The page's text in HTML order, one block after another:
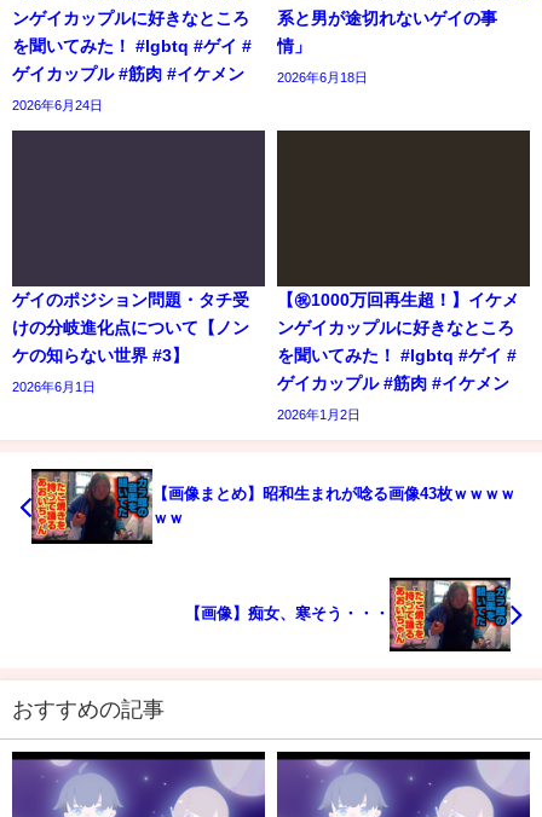
ンゲイカップルに好きなところ
を聞いてみた！ #lgbtq #ゲイ #
ゲイカップル #筋肉 #イケメン
2026年6月24日
系と男が途切れないゲイの事
情」
2026年6月18日
ゲイのポジション問題・タチ受
けの分岐進化点について【ノン
ケの知らない世界 #3】
2026年6月1日
【㊗️1000万回再生超！】イケメ
ンゲイカップルに好きなところ
を聞いてみた！ #lgbtq #ゲイ #
ゲイカップル #筋肉 #イケメン
2026年1月2日
【画像まとめ】昭和生まれが唸る画像43枚ｗｗｗｗ
ｗｗ
【画像】痴女、寒そう・・・
おすすめの記事